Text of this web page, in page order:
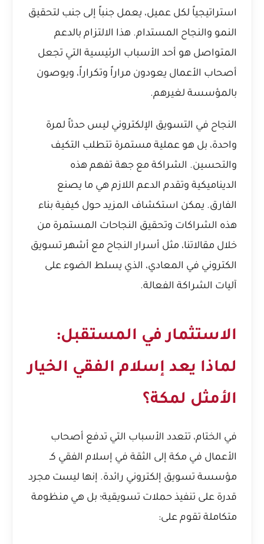
استراتيجياً لكل عميل، يعمل جنباً إلى جنب لتحقيق
النمو والنجاح المستدام. هذا الالتزام بالدعم
المتواصل هو أحد الأسباب الرئيسية التي تجعل
أصحاب الأعمال يعودون مراراً وتكراراً، ويوصون
بالمؤسسة لغيرهم.
النجاح في التسويق الإلكتروني ليس حدثاً لمرة
واحدة، بل هو عملية مستمرة تتطلب التكيف
والتحسين. الشراكة مع جهة تفهم هذه
الديناميكية وتقدم الدعم اللازم هي ما يصنع
الفارق. يمكن استكشاف المزيد حول كيفية بناء
هذه الشراكات وتحقيق النجاحات المستمرة من
خلال مقالاتنا، مثل أسرار النجاح مع أشهر تسويق
الكتروني في المعادي، الذي يسلط الضوء على
آليات الشراكة الفعالة.
الاستثمار في المستقبل:
لماذا يعد إسلام الفقي الخيار
الأمثل لمكة؟
في الختام، تتعدد الأسباب التي تدفع أصحاب
الأعمال في مكة إلى الثقة في إسلام الفقي كـ
مؤسسة تسويق إلكتروني رائدة. إنها ليست مجرد
قدرة على تنفيذ حملات تسويقية؛ بل هي منظومة
متكاملة تقوم على: